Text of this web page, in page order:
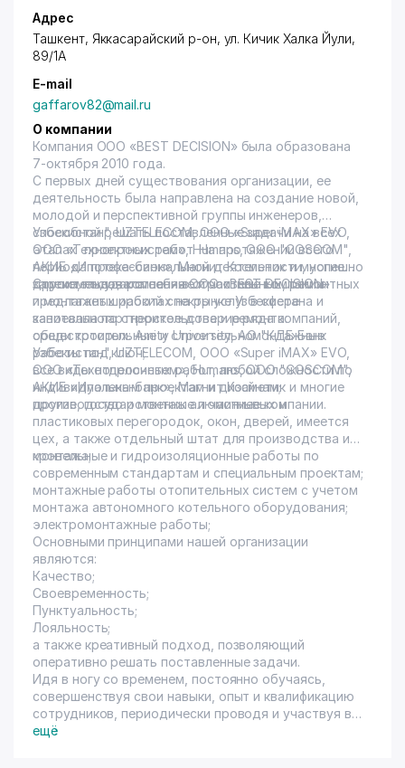
Адрес
Ташкент, Яккасарайский р-он, ул. Кичик Халка Йули,
89/1А
E-mail
gaffarov82@mail.ru
О компании
Компания ООО «BEST DECISION» была образована
7-октября 2010 года.
C первых дней существования организации, ее
деятельность была направлена на создание новой,
молодой и перспективной группы инженеров,
способной решать поставленные задачи на всех
этапах проектных работ. На протяжении всего
периода профессиональной деятельности, успешно
зарекомендовала себя в строительных, ремонтных
и монтажных работах на рынке Узбекистана и
завоевала партнерское доверие ряда компаний,
среди которых: Amity University, АО "КДБ Банк
Узбекистан", UZTELECOM, OOO «Super iMAX» EVO,
ООО «Технопросистем», Humans, ООО "COSCOM",
АКИБ «Ипотека-банк», Магнит Косметик и многие
другие, государственные и частные компании.
Узбекистан", UZTELECOM, OOO «Super iMAX» EVO,
ООО «Технопросистем», Humans, ООО "COSCOM",
АКИБ «Ипотека-банк», Магнит Косметик и многие
другие, государственные и частные компании.
Строительная компания ООО «BEST DECISION»
предлагает широкий спектр услуг в сфере
капитального строительства и ремонта:
общестроительные и строительномонтажные
работы под ключ;
все виды отделочных работ, любой сложности по
индивидуальным проектам и дизайнам;
производство и монтаж алюминиевых и
пластиковых перегородок, окон, дверей, имеется
цех, а также отдельный штат для производства и
монтажа;
кровельные и гидроизоляционные работы по
современным стандартам и специальным проектам;
монтажные работы отопительных систем с учетом
монтажа автономного котельного оборудования;
электромонтажные работы;
Основными принципами нашей организации
являются:
Качество;
Своевременность;
Пунктуальность;
Лояльность;
а также креативный подход, позволяющий
оперативно решать поставленные задачи.
Идя в ногу со временем, постоянно обучаясь,
совершенствуя свои навыки, опыт и квалификацию
сотрудников, периодически проводя и участвуя в
мастер классах как на территории Узбекистана, так
ещё